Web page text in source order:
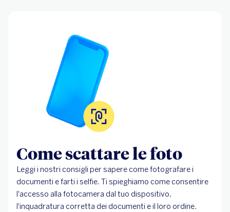
Come scattare le foto
Leggi i nostri consigli per sapere come fotografare i
documenti e farti i selfie. Ti spieghiamo come consentire
l'accesso alla fotocamera dal tuo dispositivo,
l'inquadratura corretta dei documenti e il loro ordine.